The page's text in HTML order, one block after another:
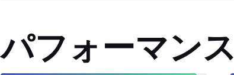
パフォーマンス